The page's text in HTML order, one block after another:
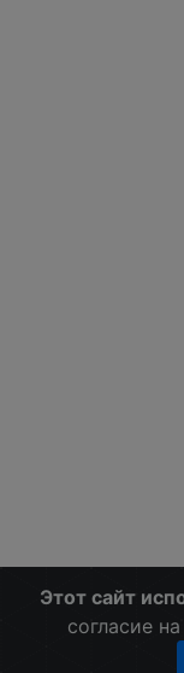
Этот сайт
согласие